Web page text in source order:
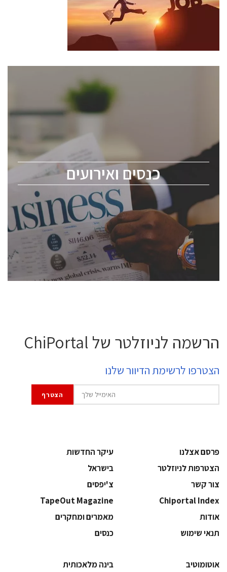
כנסים ואירועים
כנסים ואירועים
לכל העוסקים בתעשיית הסמיקונדקטור כולל מהנדסים,
ChipEx2026 will be held on May 12-13, 2026. The
conference is intended for everyone involved in the
semiconductor industry, including engineers,
professional experts, and senior executives.
לחץ לפרטים
הרשמה לניוזלטר של ChiPortal
הצטרפו לרשימת הדיוור שלנו
פרסם אצלנו
עיקר החדשות
הצטרפות לניוזלטר
בישראל
צור קשר
צ'יפסים
Chiportal Index
TapeOut Magazine
אודות
מאמרים ומחקרים
תנאי שימוש
כנסים
אוטומוטיב
בינה מלאכותית